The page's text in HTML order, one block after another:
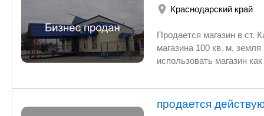
количества личных автомобилей. IT: Продвинутая система видеонаблюдения и автоматизация
7 до 12
Краснодарский край
Продается магазин в ст. Казанской, Кавказский район, до города
магазина 100 кв. м, земля 700 кв. м, все коммуникации есть. Собственник физ лицо. Можно
использовать магазин как продовольственный, продуктовый или под иные цели. До Краснодара
продается